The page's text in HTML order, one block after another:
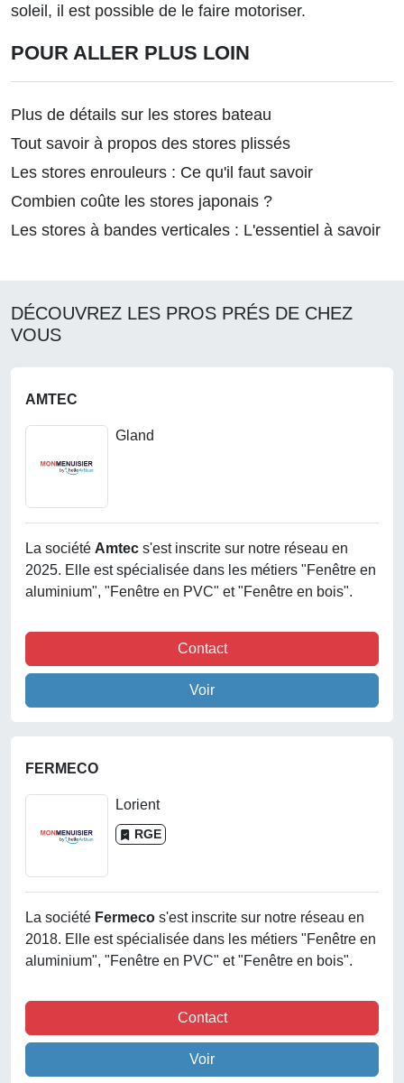
soleil, il est possible de le faire motoriser.
POUR ALLER PLUS LOIN
Plus de détails sur les stores bateau
Tout savoir à propos des stores plissés
Les stores enrouleurs : Ce qu'il faut savoir
Combien coûte les stores japonais ?
Les stores à bandes verticales : L'essentiel à savoir
DÉCOUVREZ LES PROS PRÉS DE CHEZ
VOUS
AMTEC
Gland
La société Amtec s'est inscrite sur notre réseau en
2025. Elle est spécialisée dans les métiers "Fenêtre en
aluminium", "Fenêtre en PVC" et "Fenêtre en bois".
Contact
Voir
FERMECO
Lorient
RGE
La société Fermeco s'est inscrite sur notre réseau en
2018. Elle est spécialisée dans les métiers "Fenêtre en
aluminium", "Fenêtre en PVC" et "Fenêtre en bois".
Contact
Voir